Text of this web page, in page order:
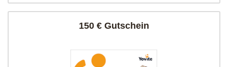
150 € Gutschein